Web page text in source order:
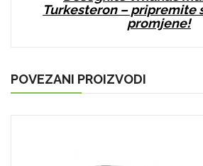
Turkesteron – pripremite
promjene!
POVEZANI PROIZVODI